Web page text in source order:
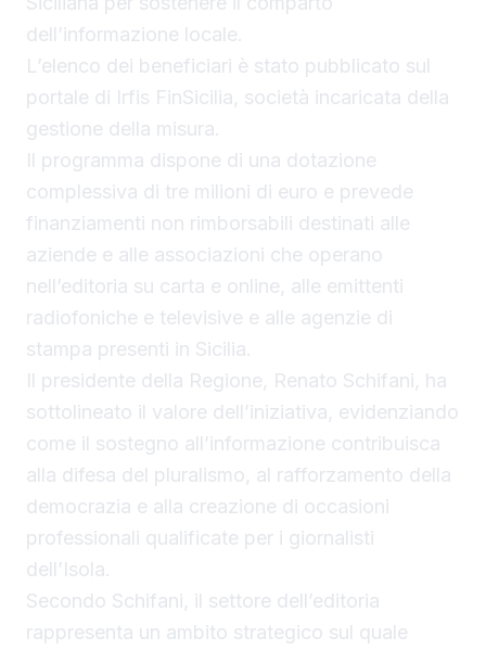
dell’informazione locale.
L’elenco dei beneficiari è stato pubblicato sul
portale di Irfis FinSicilia, società incaricata della
gestione della misura.
Il programma dispone di una dotazione
complessiva di tre milioni di euro e prevede
finanziamenti non rimborsabili destinati alle
aziende e alle associazioni che operano
nell’editoria su carta e online, alle emittenti
radiofoniche e televisive e alle agenzie di
stampa presenti in Sicilia.
Il presidente della Regione, Renato Schifani, ha
sottolineato il valore dell’iniziativa, evidenziando
come il sostegno all’informazione contribuisca
alla difesa del pluralismo, al rafforzamento della
democrazia e alla creazione di occasioni
professionali qualificate per i giornalisti
dell’Isola.
Secondo Schifani, il settore dell’editoria
rappresenta un ambito strategico sul quale